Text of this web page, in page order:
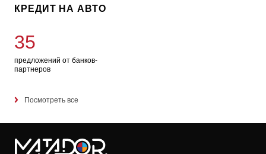
КРЕДИТ НА АВТО
35
предложений от банков-
партнеров
Посмотреть все